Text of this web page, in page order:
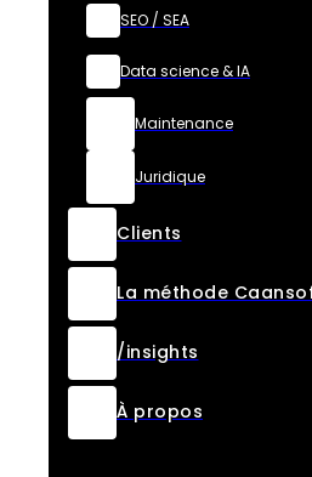
SEO / SEA
Data science & IA
Maintenance
Juridique
Clients
La méthode
/insights
À propos